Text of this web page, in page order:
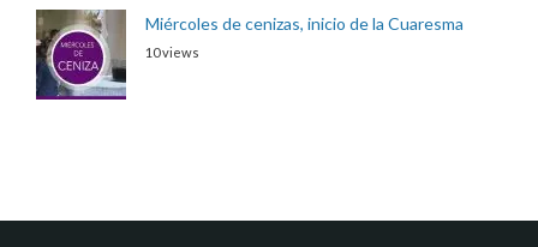
Miércoles de cenizas, inicio de la Cuaresma
10 views